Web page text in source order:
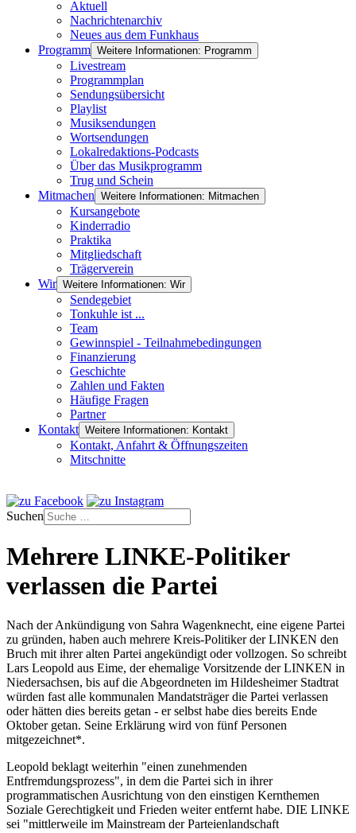
Aktuell
Nachrichtenarchiv
Neues aus dem Funkhaus
Programm Weitere Informationen: Programm
Livestream
Programmplan
Sendungsübersicht
Playlist
Musiksendungen
Wortsendungen
Lokalredaktions-Podcasts
Über das Musikprogramm
Trug und Schein
Mitmachen Weitere Informationen: Mitmachen
Kursangebote
Kinderradio
Praktika
Mitgliedschaft
Trägerverein
Wir Weitere Informationen: Wir
Sendegebiet
Tonkuhle ist ...
Team
Gewinnspiel - Teilnahmebedingungen
Finanzierung
Geschichte
Zahlen und Fakten
Häufige Fragen
Partner
Kontakt Weitere Informationen: Kontakt
Kontakt, Anfahrt & Öffnungszeiten
Mitschnitte
Suchen
Mehrere LINKE-Politiker
verlassen die Partei
Nach der Ankündigung von Sahra Wagenknecht, eine eigene Partei
zu gründen, haben auch mehrere Kreis-Politiker der LINKEN den
Bruch mit ihrer alten Partei angekündigt oder vollzogen. So schreibt
Lars Leopold aus Eime, der ehemalige Vorsitzende der LINKEN in
Niedersachsen, bis auf die Abgeordneten im Hildesheimer Stadtrat
würden fast alle kommunalen Mandatsträger die Partei verlassen
oder hätten dies bereits getan - er selbst habe dies bereits Ende
Oktober getan. Seine Erklärung wird von fünf Personen
mitgezeichnet*.
Leopold beklagt weiterhin "einen zunehmenden
Entfremdungsprozess", in dem die Partei sich in ihrer
programmatischen Ausrichtung von den einstigen Kernthemen
Soziale Gerechtigkeit und Frieden weiter entfernt habe. DIE LINKE
sei "mittlerweile im Mainstream der Parteienlandschaft